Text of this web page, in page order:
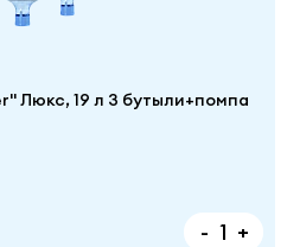
Люкс, 19 л 3 бутыли+помпа
- +